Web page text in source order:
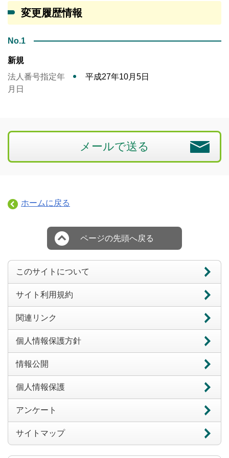
変更履歴情報
No.1
新規
法人番号指定年
月日
平成27年10月5日
メールで送る
ホームに戻る
ページの先頭へ戻る
このサイトについて
サイト利用規約
関連リンク
個人情報保護方針
情報公開
個人情報保護
アンケート
サイトマップ